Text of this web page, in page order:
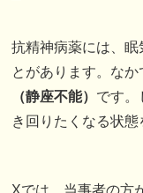
抗精神病薬には、眠
とがあります。な
（静座不能） です。
き回りたくなる状態
Xでは、当事者の方